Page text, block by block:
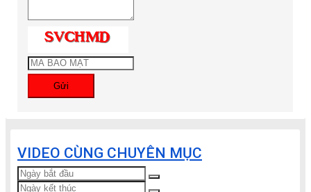
Gửi
VIDEO CÙNG CHUYÊN MỤC